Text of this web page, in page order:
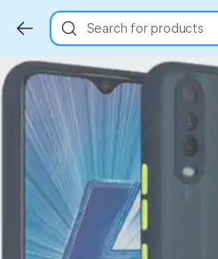
Search for products
Key Highlights